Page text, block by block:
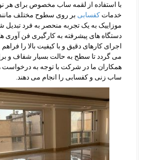
با استفاده از لقمه ساب مخصوص برای هر
خدمات کفسابی بر روی سطوح مختلف
موزاییک به یک تجربه منحصر به فرد
دستگاه های پیشرفته به کارگیری فن آوری
اجرای کارهای دقیق و با کیفیت بالا را
می گردد تا سطح به حالت بسیار شفاف و
همکاران ما در شرکت با توجه به
ساب زنی و کفسابی را انجام می دهند.